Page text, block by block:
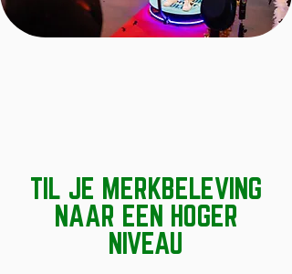
TIL JE MERKBELEVING
NAAR EEN HOGER
NIVEAU